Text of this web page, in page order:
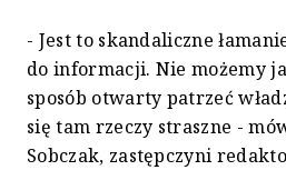
- Jest to skandaliczne
do informacji. Nie możemy
sposób otwarty patrzeć
się tam rzeczy straszne -
Sobczak, zastępczyni